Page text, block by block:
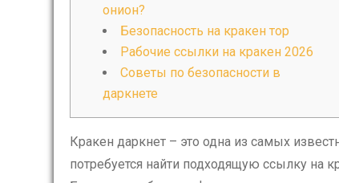
онион?
Безопасность на кракен тор
Рабочие ссылки на кракен 2026
Советы по безопасности в
даркнете
Кракен даркнет – это одна из самых
потребуется найти подходящую ссылку на